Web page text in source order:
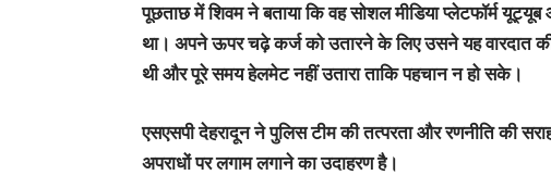
पूछताछ में शिवम ने बताया कि वह सोशल मीडिया प्लेटफॉर्म
था। अपने ऊपर चढ़े कर्ज को उतारने के लिए उसने यह वारदात
थी और पूरे समय हेलमेट नहीं उतारा ताकि पहचान न हो सके।
एसएसपी देहरादून ने पुलिस टीम की तत्परता और रणनीति की
अपराधों पर लगाम लगाने का उदाहरण है।